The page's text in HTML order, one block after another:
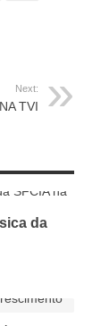
Next:
TVI
da